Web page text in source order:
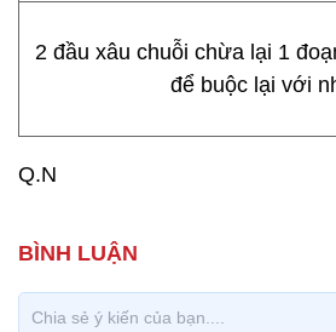
2 đầu xâu chuỗi chừa lại 1
để buộc lại với
Q.N